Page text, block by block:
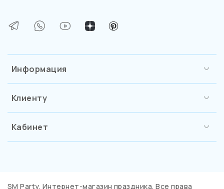
Информация
Клиенту
Кабинет
SM Party. Интернет-магазин праздника. Все права